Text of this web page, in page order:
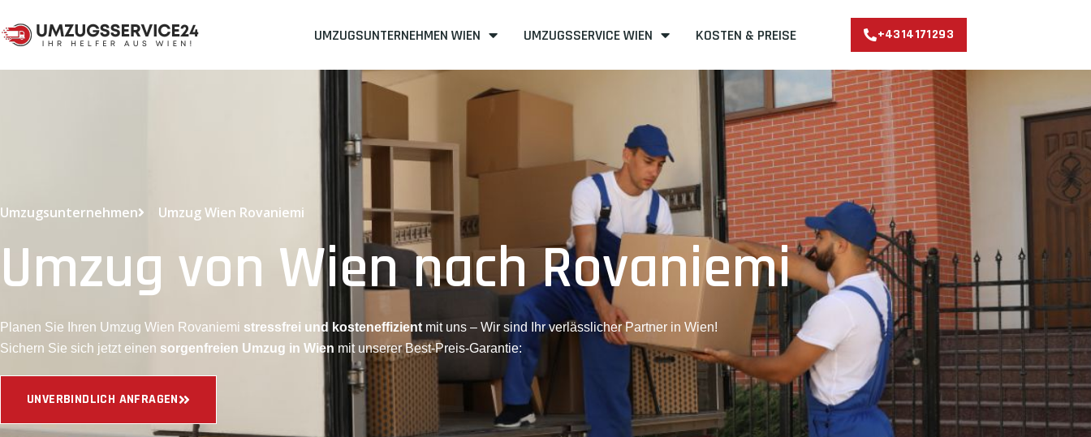
UMZUGSUNTERNEHMEN WIEN UMZUGSSERVICE WIEN KOSTEN & PREISE +4314171293
Umzugsunternehmen Umzug Wien Rovaniemi
Umzug von Wien nach Rovaniemi
Planen Sie Ihren Umzug Wien Rovaniemi stressfrei und kosteneffizient mit uns – Wir sind Ihr verlässlicher Partner in Wien!
Sichern Sie sich jetzt einen sorgenfreien Umzug in Wien mit unserer Best-Preis-Garantie:
UNVERBINDLICH ANFRAGEN